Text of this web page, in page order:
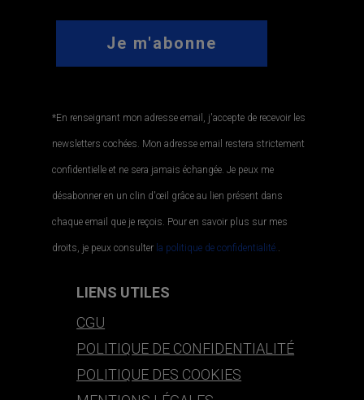
*En renseignant mon adresse email, j'accepte de recevoir les
newsletters cochées. Mon adresse email restera strictement
confidentielle et ne sera jamais échangée. Je peux me
désabonner en un clin d'œil grâce au lien présent dans
chaque email que je reçois. Pour en savoir plus sur mes
droits, je peux consulter la politique de confidentialité..
LIENS UTILES
CGU
POLITIQUE DE CONFIDENTIALITÉ
POLITIQUE DES COOKIES